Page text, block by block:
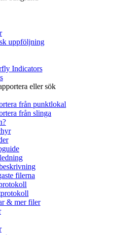
uppföljning
Indicators
eller sök
från punktlokal
från slinga
filerna
& mer filer